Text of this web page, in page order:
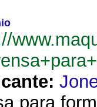
para